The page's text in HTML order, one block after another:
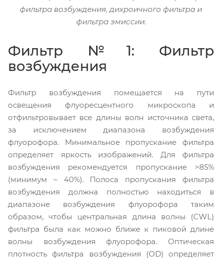
фильтра возбуждения, дихроичного фильтра и
фильтра эмиссии.
Фильтр №1: Фильтр
возбуждения
Фильтр возбуждения помещается на пути
освещения флуоресцентного микроскопа и
отфильтровывает все длины волн источника света,
за исключением диапазона возбуждения
флуорофора. Минимальное пропускание фильтра
определяет яркость изображений. Для фильтра
возбуждения рекомендуется пропускание >85%
(минимум – 40%). Полоса пропускания фильтра
возбуждения должна полностью находиться в
диапазоне возбуждения флуорофора таким
образом, чтобы центральная длина волны (CWL)
фильтра была как можно ближе к пиковой длине
волны возбуждения флуорофора. Оптическая
плотность фильтра возбуждения (OD) определяет